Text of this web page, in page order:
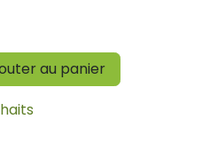
au panier